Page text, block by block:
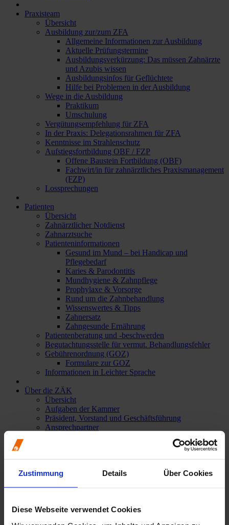
Zustimmung Details Über Cookies
Diese Webseite verwendet Cookies
Praxisteam
Übersicht
Ausbildung zur/zum ZFA
Allgemeine Informationen zur Ausbildung
Aktuelle Prüfungstermine
Ausbildungsverkürzung: Das müssen Zahnärzte
und Azubis wissen
Ausbildungsinfos für Geflüchtete
Hilfe bei Problemen in der Ausbildung
Wege in die Ausbildung
Praktikum
Umschulung
Vergütungsempfehlung für ZFA
In der Praxis: Delegationsrahmen für ZFA
Kenntnisse im Strahlenschutz
Aufstiegsfortbildung OBF / FZP
Offene Baustein Fortbildung (OBF)
Fachwirt/in für zahnärztliches Praxismanagement
(FZP)
Lossprechungen
Patienten
Übersicht
Zahnärztlicher Notdienst
Zahnarztsuche
Patienteninformationen
Gesund im Mund – bei Handicap und
Pflegebedarf
Karies & Parodontitis
Mundhygiene & Zahnpflege
Prophylaxe & Vorsorge
Rund um die Zahnbehandlung
Wissenswertes & Tipps
Zahnersatz
Zahngesunde Ernährung
Patientenberatung und -beschwerden
Begutachtungsstelle für vermut. Behandlungsfehler
Gebührenordnung (GOZ)
Formulare zur GOZ
Informationen in Leichter Sprache
Über die ZÄK
Übersicht
Aufgaben der Kammer
Präsident, Vorstand und Geschäftsführung
Ansprechpartner
Stellenangebote
Rheinisches Zahnärzteblatt (RZB)